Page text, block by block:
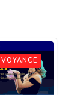
VOYANCE